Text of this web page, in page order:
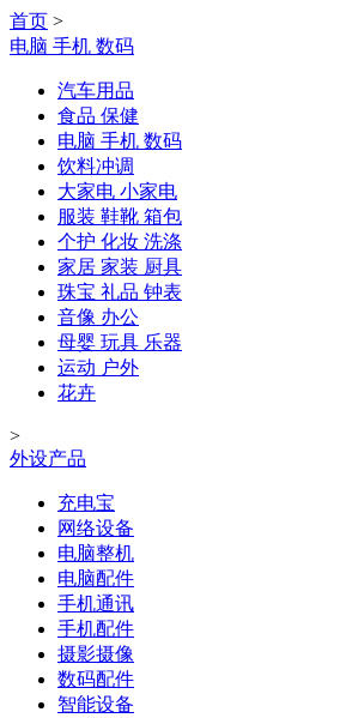
首页 >
电脑 手机 数码
汽车用品
食品 保健
电脑 手机 数码
饮料冲调
大家电 小家电
服装 鞋靴 箱包
个护 化妆 洗涤
家居 家装 厨具
珠宝 礼品 钟表
音像 办公
母婴 玩具 乐器
运动 户外
花卉
>
外设产品
充电宝
网络设备
电脑整机
电脑配件
手机通讯
手机配件
摄影摄像
数码配件
智能设备